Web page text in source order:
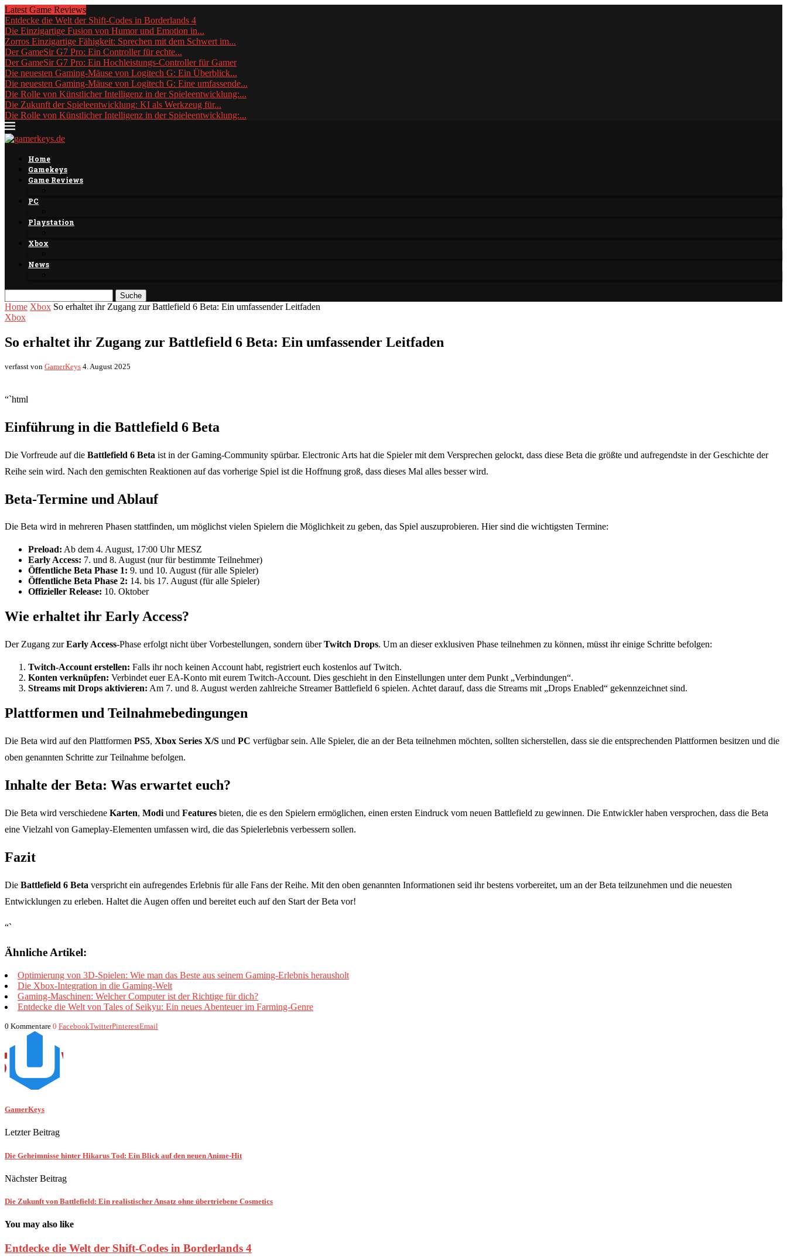
Latest Game Reviews
Entdecke die Welt der Shift-Codes in Borderlands 4
Die Einzigartige Fusion von Humor und Emotion in...
Zorros Einzigartige Fähigkeit: Sprechen mit dem Schwert im...
Der GameSir G7 Pro: Ein Controller für echte...
Der GameSir G7 Pro: Ein Hochleistungs-Controller für Gamer
Die neuesten Gaming-Mäuse von Logitech G: Ein Überblick...
Die neuesten Gaming-Mäuse von Logitech G: Eine umfassende...
Die Rolle von Künstlicher Intelligenz in der Spieleentwicklung:...
Die Zukunft der Spieleentwicklung: KI als Werkzeug für...
Die Rolle von Künstlicher Intelligenz in der Spieleentwicklung:...
Home
Gamekeys
Game Reviews
PC
Playstation
Xbox
News
Suche
Home Xbox So erhaltet ihr Zugang zur Battlefield 6 Beta: Ein umfassender Leitfaden
Xbox
So erhaltet ihr Zugang zur Battlefield 6 Beta: Ein umfassender Leitfaden
verfasst von GamerKeys 4. August 2025
“`html
Einführung in die Battlefield 6 Beta
Die Vorfreude auf die Battlefield 6 Beta ist in der Gaming-Community spürbar. Electronic Arts hat die Spieler mit dem Versprechen gelockt, dass diese Beta die größte und aufregendste in der Geschichte der
Reihe sein wird. Nach den gemischten Reaktionen auf das vorherige Spiel ist die Hoffnung groß, dass dieses Mal alles besser wird.
Beta-Termine und Ablauf
Die Beta wird in mehreren Phasen stattfinden, um möglichst vielen Spielern die Möglichkeit zu geben, das Spiel auszuprobieren. Hier sind die wichtigsten Termine:
Preload: Ab dem 4. August, 17:00 Uhr MESZ
Early Access: 7. und 8. August (nur für bestimmte Teilnehmer)
Öffentliche Beta Phase 1: 9. und 10. August (für alle Spieler)
Öffentliche Beta Phase 2: 14. bis 17. August (für alle Spieler)
Offizieller Release: 10. Oktober
Wie erhaltet ihr Early Access?
Der Zugang zurEarly Access-Phase erfolgt nicht über Vorbestellungen, sondern überTwitch Drops. Um an dieser exklusiven Phase teilnehmen zu können, müsst ihr einige Schritte befolgen:
Twitch-Account erstellen: Falls ihr noch keinen Account habt, registriert euch kostenlos auf Twitch.
Konten verknüpfen: Verbindet euer EA-Konto mit eurem Twitch-Account. Dies geschieht in den Einstellungen unter dem Punkt „Verbindungen“.
Streams mit Drops aktivieren: Am 7. und 8. August werden zahlreiche Streamer Battlefield 6 spielen. Achtet darauf, dass die Streams mit „Drops Enabled“ gekennzeichnet sind.
Plattformen und Teilnahmebedingungen
Die Beta wird auf den Plattformen PS5, Xbox Series X/S und PC verfügbar sein. Alle Spieler, die an der Beta teilnehmen möchten, sollten sicherstellen, dass sie die entsprechenden Plattformen besitzen und die
oben genannten Schritte zur Teilnahme befolgen.
Inhalte der Beta: Was erwartet euch?
Die Beta wird verschiedene Karten, Modi und Features bieten, die es den Spielern ermöglichen, einen ersten Eindruck vom neuen Battlefield zu gewinnen. Die Entwickler haben versprochen, dass die Beta
eine Vielzahl von Gameplay-Elementen umfassen wird, die das Spielerlebnis verbessern sollen.
Fazit
Die Battlefield 6 Beta verspricht ein aufregendes Erlebnis für alle Fans der Reihe. Mit den oben genannten Informationen seid ihr bestens vorbereitet, um an der Beta teilzunehmen und die neuesten
Entwicklungen zu erleben. Haltet die Augen offen und bereitet euch auf den Start der Beta vor!
“`
Ähnliche Artikel:
Optimierung von 3D-Spielen: Wie man das Beste aus seinem Gaming-Erlebnis herausholt
Die Xbox-Integration in die Gaming-Welt
Gaming-Maschinen: Welcher Computer ist der Richtige für dich?
Entdecke die Welt von Tales of Seikyu: Ein neues Abenteuer im Farming-Genre
0 Kommentare 0 FacebookTwitterPinterestEmail
GamerKeys
Letzter Beitrag
Die Geheimnisse hinter Hikarus Tod: Ein Blick auf den neuen Anime-Hit
Nächster Beitrag
Die Zukunft von Battlefield: Ein realistischer Ansatz ohne übertriebene Cosmetics
You may also like
Entdecke die Welt der Shift-Codes in Borderlands 4